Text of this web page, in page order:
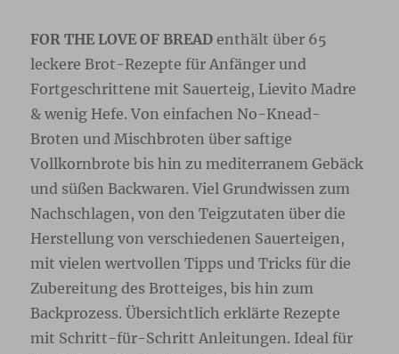
FOR THE LOVE OF BREAD enthält über 65
leckere Brot-Rezepte für Anfänger und
Fortgeschrittene mit Sauerteig, Lievito Madre
& wenig Hefe. Von einfachen No-Knead-
Broten und Mischbroten über saftige
Vollkornbrote bis hin zu mediterranem Gebäck
und süßen Backwaren. Viel Grundwissen zum
Nachschlagen, von den Teigzutaten über die
Herstellung von verschiedenen Sauerteigen,
mit vielen wertvollen Tipps und Tricks für die
Zubereitung des Brotteiges, bis hin zum
Backprozess. Übersichtlich erklärte Rezepte
mit Schritt-für-Schritt Anleitungen. Ideal für